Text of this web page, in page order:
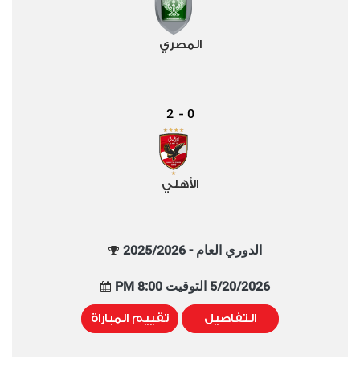
المصري
0
-
2
الأهلي
الدوري العام - 2025/2026
5/20/2026 التوقيت 8:00 PM
التفاصيل تقييم المباراة